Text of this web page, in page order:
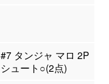
#7 タンジャ マロ 2P
シュート○(2点)